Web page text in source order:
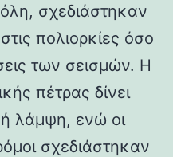
σχεδιάστηκαν
πολιορκίες όσο
των σεισμών. Η
πέτρας δίνει
λάμψη, ενώ οι
σχεδιάστηκαν